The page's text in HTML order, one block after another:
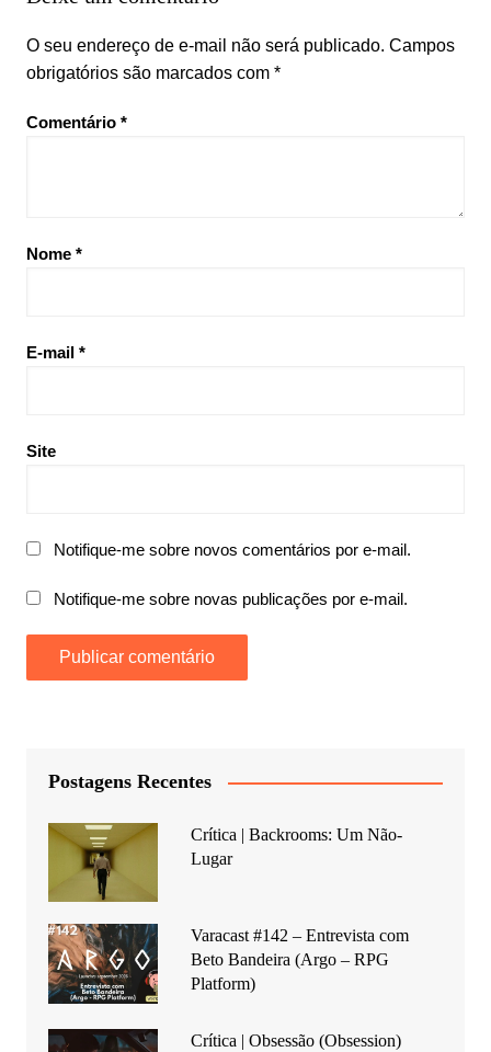
O seu endereço de e-mail não será publicado. Campos
obrigatórios são marcados com *
Comentário *
Nome *
E-mail *
Site
Notifique-me sobre novos comentários por e-mail.
Notifique-me sobre novas publicações por e-mail.
Postagens Recentes
Crítica | Backrooms: Um Não-
Lugar
Varacast #142 – Entrevista com
Beto Bandeira (Argo – RPG
Platform)
Crítica | Obsessão (Obsession)